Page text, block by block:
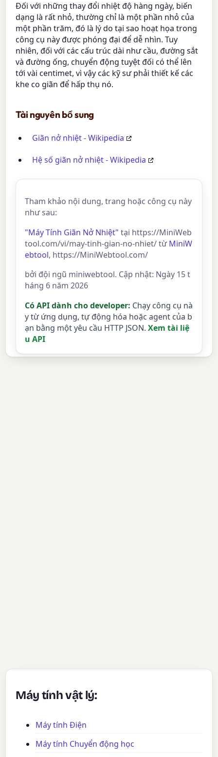
Đối với những thay đổi nhiệt độ hàng ngày, biến
dạng là rất nhỏ, thường chỉ là một phần nhỏ của
một phần trăm, đó là lý do tại sao hoạt họa trong
công cụ này được phóng đại để dễ nhìn. Tuy
nhiên, đối với các cấu trúc dài như cầu, đường sắt
và đường ống, chuyển động tuyệt đối có thể lên
tới vài centimet, vì vậy các kỹ sư phải thiết kế các
khe co giãn để hấp thụ nó.
Tài nguyên bổ sung
Giãn nở nhiệt - Wikipedia
Hệ số giãn nở nhiệt - Wikipedia
Tham khảo nội dung, trang hoặc công cụ này
như sau:
"Máy Tính Giãn Nở Nhiệt" tại https://MiniWeb
tool.com/vi/may-tinh-gian-no-nhiet/ từMiniW
ebtool, https://MiniWebtool.com/
bởi đội ngũ miniwebtool. Cập nhật: Ngày 15 t
háng 6 năm 2026
Có API dành cho developer: Chạy công cụ nà
y từ ứng dụng, tự động hóa hoặc agent của b
ạn bằng một yêu cầu HTTP JSON. Xem tài liệ
u API
Máy tính vật lý:
Máy tính Điện
Máy tính Chuyển động học